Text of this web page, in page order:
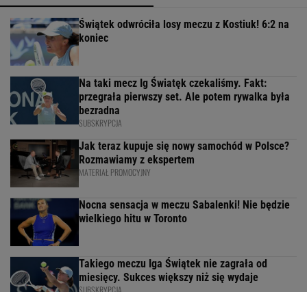
Świątek odwróciła losy meczu z Kostiuk! 6:2 na
koniec
Na taki mecz Ig Światęk czekaliśmy. Fakt:
przegrała pierwszy set. Ale potem rywalka była
bezradna
SUBSKRYPCJA
Jak teraz kupuje się nowy samochód w Polsce?
Rozmawiamy z ekspertem
MATERIAŁ PROMOCYJNY
Nocna sensacja w meczu Sabalenki! Nie będzie
wielkiego hitu w Toronto
Takiego meczu Iga Świątek nie zagrała od
miesięcy. Sukces większy niż się wydaje
SUBSKRYPCJA